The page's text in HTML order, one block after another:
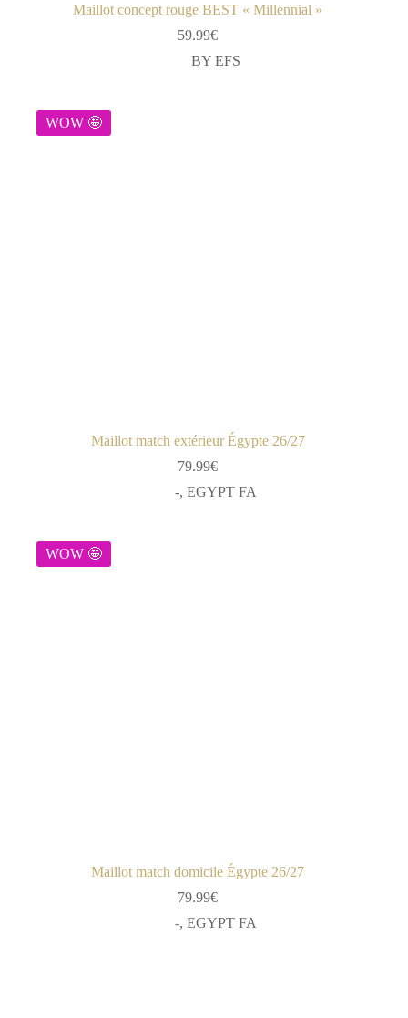
Maillot concept rouge BEST « Millennial »
59.99€
BY EFS
WOW 🤩
Maillot match extérieur Égypte 26/27
79.99€
-,EGYPT FA
WOW 🤩
Maillot match domicile Égypte 26/27
79.99€
-,EGYPT FA